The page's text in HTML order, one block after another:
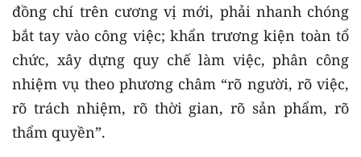
đồng chí trên cương vị mới, phải nhanh chóng
bắt tay vào công việc; khẩn trương kiện toàn tổ
chức, xây dựng quy chế làm việc, phân công
nhiệm vụ theo phương châm “rõ người, rõ việc,
rõ trách nhiệm, rõ thời gian, rõ sản phẩm, rõ
thẩm quyền”.